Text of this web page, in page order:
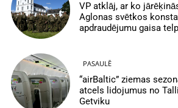
VP atklāj, ar ko
Aglonas svētkos
apdraudējumu gaisa
PASAULĒ
“airBaltic” ziemas
atcels lidojumus no
Getviku